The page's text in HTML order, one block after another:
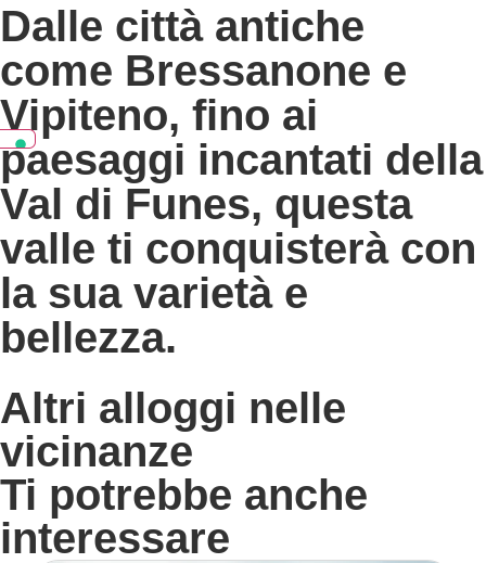
Dalle città antiche
come Bressanone e
Vipiteno, fino ai
paesaggi incantati della
Val di Funes, questa
valle ti conquisterà con
la sua varietà e
bellezza.
Altri alloggi nelle
vicinanze
Ti potrebbe anche
interessare